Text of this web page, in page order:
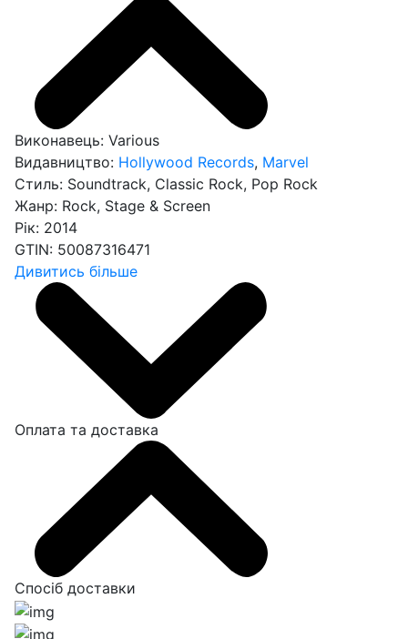
Виконавець: Various
Видавництво: Hollywood Records, Marvel
Стиль: Soundtrack, Classic Rock, Pop Rock
Жанр: Rock, Stage & Screen
Рік: 2014
GTIN: 50087316471
Дивитись більше
Оплата та доставка
Спосіб доставки